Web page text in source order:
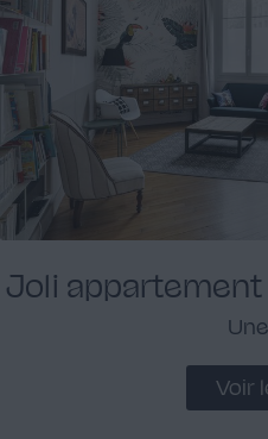
Joli appartement
Voir